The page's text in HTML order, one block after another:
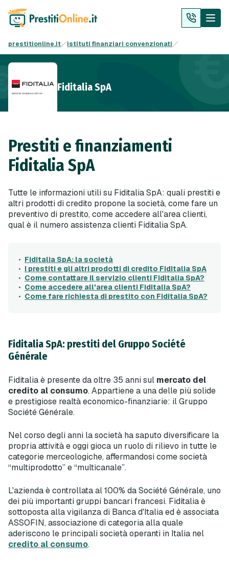
prestitionline.it istituti finanziari convenzionati
Fiditalia SpA
Prestiti e finanziamenti
Fiditalia SpA
Tutte le informazioni utili su Fiditalia SpA: quali prestiti e
altri prodotti di credito propone la società, come fare un
preventivo di prestito, come accedere all'area clienti,
qual è il numero assistenza clienti Fiditalia SpA.
Fiditalia SpA: la società
I prestiti e gli altri prodotti di credito Fiditalia SpA
Come contattare il servizio clienti Fiditalia SpA?
Come accedere all'area clienti Fiditalia SpA?
Come fare richiesta di prestito con Fiditalia SpA?
Fiditalia SpA: prestiti del Gruppo Société
Générale
Fiditalia è presente da oltre 35 anni sul mercato del
credito al consumo. Appartiene a una delle più solide
e prestigiose realtà economico-finanziarie: il Gruppo
Société Générale.
Nel corso degli anni la società ha saputo diversificare la
propria attività e oggi gioca un ruolo di rilievo in tutte le
categorie merceologiche, affermandosi come società
“multiprodotto” e “multicanale”.
L'azienda è controllata al 100% da Société Générale, uno
dei più importanti gruppi bancari francesi. Fiditalia è
sottoposta alla vigilanza di Banca d'Italia ed è associata
ASSOFIN, associazione di categoria alla quale
aderiscono le principali società operanti in Italia nel
credito al consumo.